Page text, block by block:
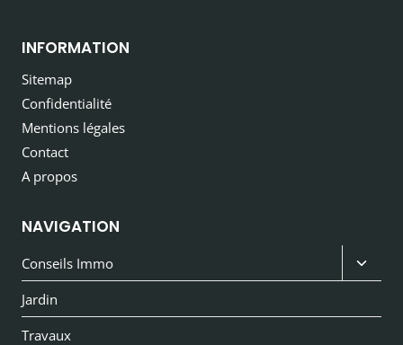
INFORMATION
Sitemap
Confidentialité
Mentions légales
Contact
A propos
NAVIGATION
Conseils Immo
menu
Jardin
Travaux